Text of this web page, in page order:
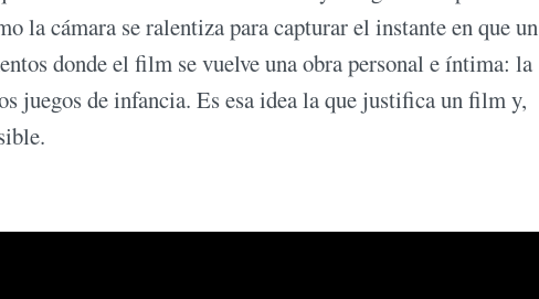
la cámara se ralentiza para capturar el instante en que un
donde el film se vuelve una obra personal e íntima: la
juegos de infancia. Es esa idea la que justifica un film y,